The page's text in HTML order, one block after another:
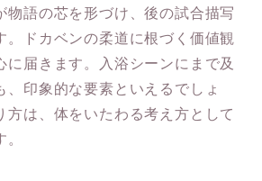
物語の芯を形づけ、後の試合描写
。ドカベンの柔道に根づく価値観
に届きます。入浴シーンにまで及
、印象的な要素といえるでしょ
方は、体をいたわる考え方として